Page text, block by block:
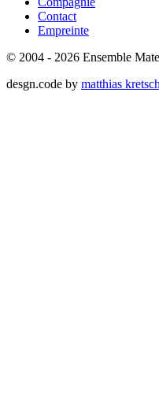
Contact
Empreinte
© 2004 - 2026 Ensemble
desgn.code by matthias